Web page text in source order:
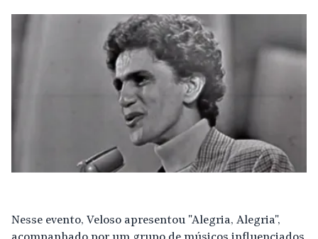
Nesse evento, Veloso apresentou "Alegria, Alegria",